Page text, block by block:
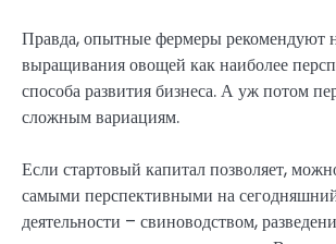
Правда, опытные фермеры рекомендуют
выращивания овощей как наиболее
способа развития бизнеса. А уж потом
сложным вариациям.
Если стартовый капитал позволяет,
самыми перспективными на
деятельности – свиноводством,